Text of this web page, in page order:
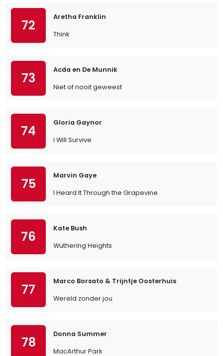
72
Aretha Franklin
Think
73
Acda en De Munnik
Niet of nooit geweest
74
Gloria Gaynor
I Will Survive
75
Marvin Gaye
I Heard It Through the Grapevine
76
Kate Bush
Wuthering Heights
77
Marco Borsato & Trijntje Oosterhuis
Wereld zonder jou
78
Donna Summer
MacArthur Park